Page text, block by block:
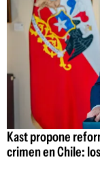
Kast propone
crimen en Chile: